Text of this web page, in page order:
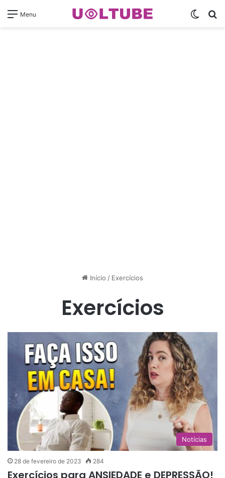
Menu
Início / Exercícios
Exercícios
Notícias
28 de fevereiro de 2023 284
Exercícios para ANSIEDADE e DEPRESSÃO!